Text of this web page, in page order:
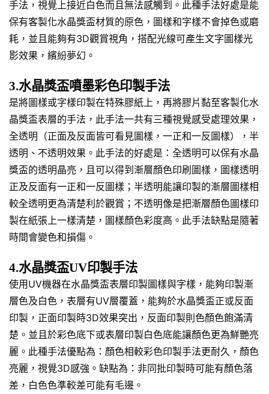
手法，視覺上接近白色而且無法感觸到。此種手法好處是能
保有客製化水晶獎盃材質的原色，圖樣和字樣不會掉色或磨
耗，並且能夠有3D觀賞視角，搭配光線可產生文字圖樣光
影效果，繽紛夢幻。
3.水晶獎盃噴墨彩色印製手法
是將圖樣或字樣印製在特殊膠紙上，再將膠片黏至客製化水
晶獎盃表層的手法，此手法一共有三種視覺感受處理效果，
全透明（正面及反面皆可看見圖樣，一正和一反圖樣），半
透明、不透明效果。此手法的好處是：全透明可以保有水晶
獎盃的透明晶亮，且可以得到漸層顏色印刷圖樣，圖樣透明
正及反面有一正和一反圖樣；半透明能讓印製的漸層圖樣相
較全透明更為清楚利於觀賞；不透明像是把漸層顏色圖樣印
製在紙張上一樣清楚，圖樣顏色彩度高。此手法缺點是隨著
時間會變色和損傷。
4.水晶獎盃UV印製手法
使用UV機器在水晶獎盃表層印製圖樣與字樣，能夠印製漸
層色及白色，表層有UV層覆蓋，能夠於水晶獎盃正或反面
印製，正面印製時3D效果突出，反面印製則色顏色飽滿清
楚。並且於彩色底下或表層印製白色底能讓顏色更為鮮艷亮
麗。此種手法優點為：顏色相較彩色印製手法更耐久，顏色
亮麗，視覺3D感強。缺點為：非同批印製時可能有顏色落
差，白色色準較差可能有毛邊。